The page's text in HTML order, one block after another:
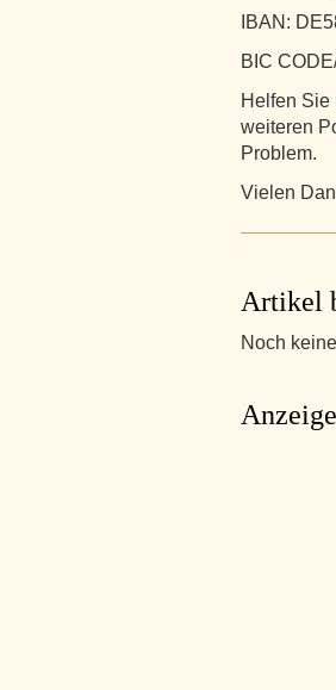
IBAN:
BIC
Helfen Sie
weiteren
Problem.
Vielen
Artikel
Noch